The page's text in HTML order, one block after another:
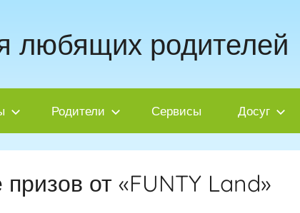
любящих родителей
Родители Сервисы Досуг
от «FUNTY Land»